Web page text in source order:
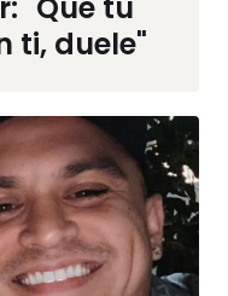
ti, duele"